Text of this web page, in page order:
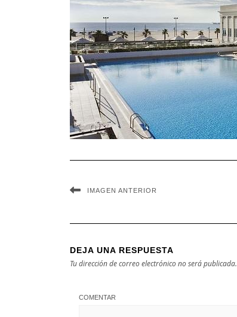
IMAGEN ANTERIOR
DEJA UNA RESPUESTA
Tu dirección de correo electrónico no será publicada.
COMENTAR